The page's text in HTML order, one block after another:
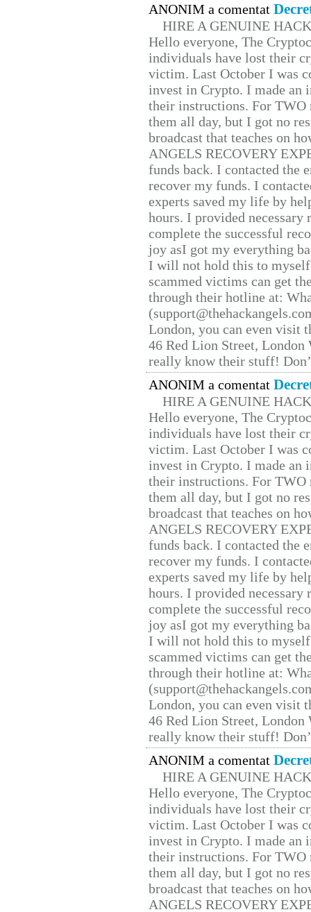
ANONIM a comentat
HIRE A GENUINE
Hello everyone, The
individuals have lost their
victim. Last October I was
invest in Crypto. I made
their instructions. For TWO
them all day, but I got no
broadcast that teaches on
ANGELS RECOVERY
funds back. I contacted the
recover my funds. I
experts saved my life by
hours. I provided
complete the successful
joy asI got my everything
I will not hold this to
scammed victims can get
through their hotline at:
London, you can even visit
46 Red Lion Street, London
really know their stuff!
ANONIM a comentat
HIRE A GENUINE
Hello everyone, The
individuals have lost their
victim. Last October I was
invest in Crypto. I made
their instructions. For TWO
them all day, but I got no
broadcast that teaches on
ANGELS RECOVERY
funds back. I contacted the
recover my funds. I
experts saved my life by
hours. I provided
complete the successful
joy asI got my everything
I will not hold this to
scammed victims can get
through their hotline at:
London, you can even visit
46 Red Lion Street, London
really know their stuff!
ANONIM a comentat
HIRE A GENUINE
Hello everyone, The
individuals have lost their
victim. Last October I was
invest in Crypto. I made
their instructions. For TWO
them all day, but I got no
broadcast that teaches on
ANGELS RECOVERY